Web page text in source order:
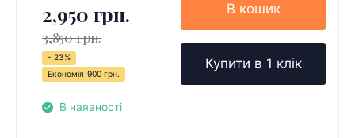
2,950 грн.
3,850 грн.
- 23%
Економія 900 грн.
В наявності
В кошик
Купити в 1 клік